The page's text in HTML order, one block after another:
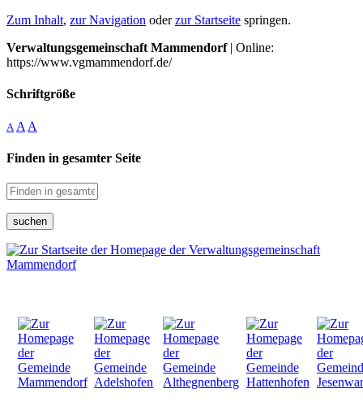
Zum Inhalt, zur Navigation oderzur Startseite springen.
Verwaltungsgemeinschaft Mammendorf| Online:
https://www.vgmammendorf.de/
Schriftgröße
A A A
Finden in gesamter Seite
suchen